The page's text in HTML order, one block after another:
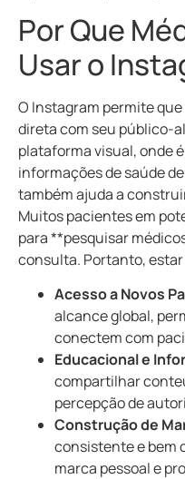
Por Que
Usar o
O Instagram permite
direta com seu público-
plataforma visual, onde
informações de saúde
também ajuda a
Muitos pacientes em
para **pesquisar
consulta. Portanto,
Acesso a Novos
alcance global,
conectem com
Educacional e
compartilhar
percepção de
Construção de
consistente e bem
marca pessoal e